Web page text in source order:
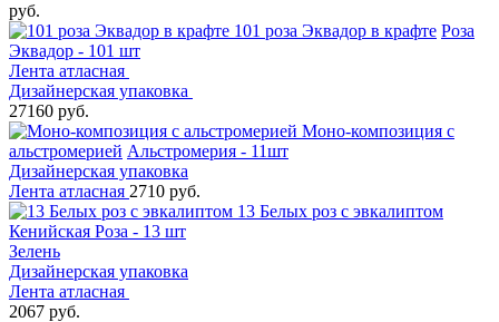
руб.
101 роза Эквадор в крафте Роза
Эквадор - 101 шт
Лента атласная
Дизайнерская упаковка
27160 руб.
Моно-композиция с
альстромерией Альстромерия - 11шт
Дизайнерская упаковка
Лента атласная 2710 руб.
13 Белых роз с эвкалиптом
Кенийская Роза - 13 шт
Зелень
Дизайнерская упаковка
Лента атласная
2067 руб.